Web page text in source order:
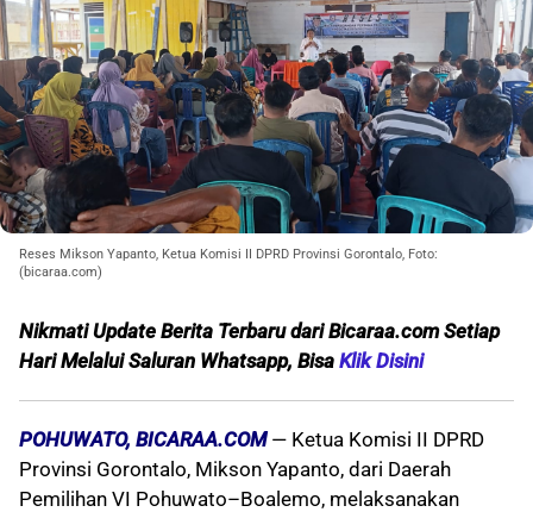
Reses Mikson Yapanto, Ketua Komisi II DPRD Provinsi Gorontalo, Foto:
(bicaraa.com)
Nikmati Update Berita Terbaru dari Bicaraa.com Setiap
Hari Melalui Saluran Whatsapp, Bisa Klik Disini
POHUWATO, BICARAA.COM— Ketua Komisi II DPRD
Provinsi Gorontalo, Mikson Yapanto, dari Daerah
Pemilihan VI Pohuwato–Boalemo, melaksanakan